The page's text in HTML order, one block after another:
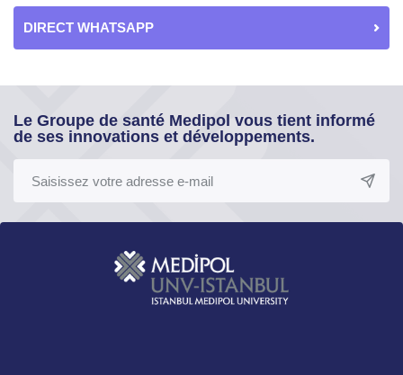
DIRECT WHATSAPP
Le Groupe de santé Medipol vous tient informé
de ses innovations et développements.